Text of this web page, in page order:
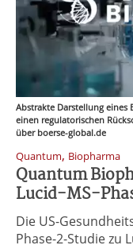
Abstrakte Darstellung eines
einen regulatorischen
über boerse-global.de
Quantum, Biopharma
Quantum
Lucid-MS-
Die US-
Phase-2-Studie zu